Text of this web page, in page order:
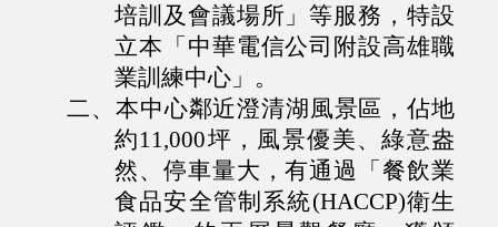
培訓及會議場所」等服務，特設
立本「中華電信公司附設高雄職
業訓練中心」。
二、本中心鄰近澄清湖風景區，佔地
約11,000坪，風景優美、綠意盎
然、停車量大，有通過「餐飲業
食品安全管制系統(HACCP)衛生